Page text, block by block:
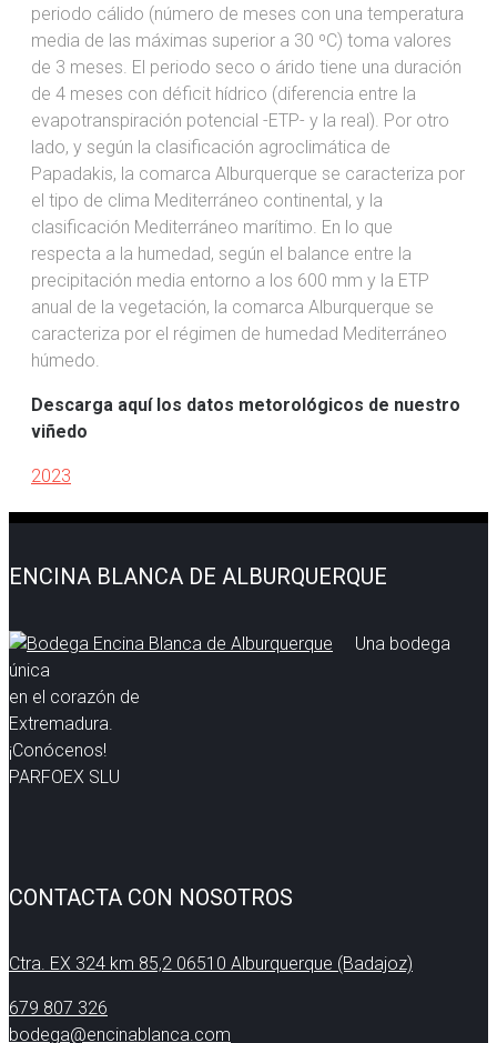
periodo cálido (número de meses con una temperatura
media de las máximas superior a 30 ºC) toma valores
de 3 meses. El periodo seco o árido tiene una duración
de 4 meses con déficit hídrico (diferencia entre la
evapotranspiración potencial -ETP- y la real). Por otro
lado, y según la clasificación agroclimática de
Papadakis, la comarca Alburquerque se caracteriza por
el tipo de clima Mediterráneo continental, y la
clasificación Mediterráneo marítimo. En lo que
respecta a la humedad, según el balance entre la
precipitación media entorno a los 600 mm y la ETP
anual de la vegetación, la comarca Alburquerque se
caracteriza por el régimen de humedad Mediterráneo
húmedo.
Descarga aquí los datos metorológicos de nuestro
viñedo
2023
ENCINA BLANCA DE ALBURQUERQUE
Una bodega
única
en el corazón de
Extremadura.
¡Conócenos!
PARFOEX SLU
CONTACTA CON NOSOTROS
Ctra. EX 324 km 85,2 06510 Alburquerque (Badajoz)
679 807 326
bodega@encinablanca.com